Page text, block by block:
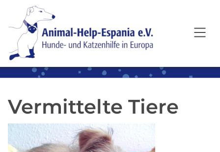
SKIP TO MAIN CONTENT
Vermittelte Tiere